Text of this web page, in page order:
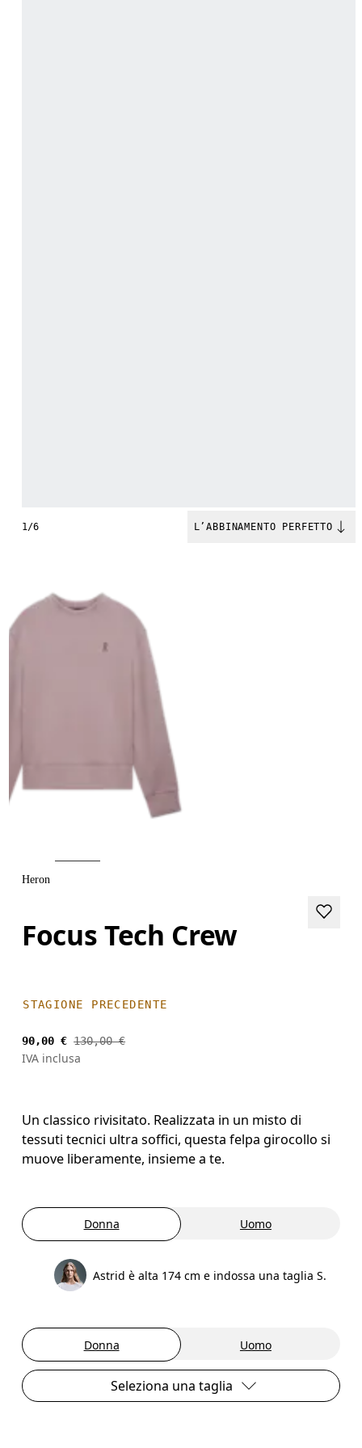
1/6 L’ABBINAMENTO PERFETTO
Heron
Focus Tech Crew
STAGIONE PRECEDENTE
90,00 € 130,00 €
IVA inclusa
Un classico rivisitato. Realizzata in un misto di
tessuti tecnici ultra soffici, questa felpa girocollo si
muove liberamente, insieme a te.
Donna Uomo
Astrid è alta 174 cm e indossa una taglia S.
Donna Uomo
Seleziona una taglia